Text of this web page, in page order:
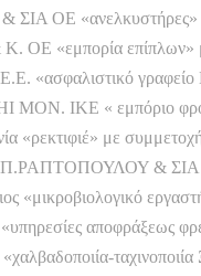
ΣΙΑ ΟΕ
«εμπορία επίπλων»
«ασφαλιστικό γραφείο
IKE « εμπόριο
«ρεκτιφιέ» με
& ΣΙΑ ΟΕ
«μικροβιολογικό
αποφράξεως